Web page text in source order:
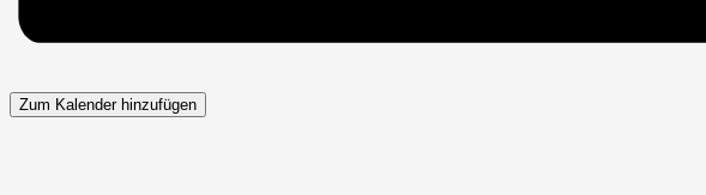
Zum Kalender hinzufügen